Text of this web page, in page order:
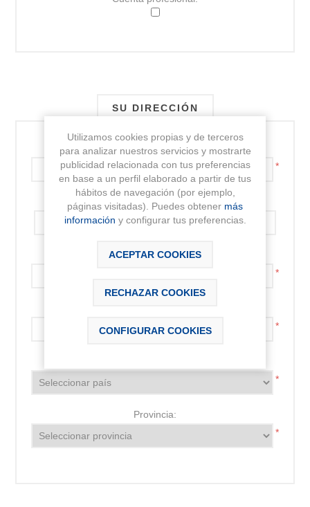
SU DIRECCIÓN
Dirección:
*
Dirección 2:
Código postal:
*
*
*
Provincia:
*
Utilizamos cookies propias y de terceros
para analizar nuestros servicios y mostrarte
publicidad relacionada con tus preferencias
en base a un perfil elaborado a partir de tus
hábitos de navegación (por ejemplo,
páginas visitadas). Puedes obtener más
información y configurar tus preferencias.
ACEPTAR COOKIES
RECHAZAR COOKIES
CONFIGURAR COOKIES